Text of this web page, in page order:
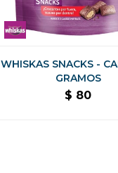
WHISKAS SNACKS -
GRAMOS
$ 80